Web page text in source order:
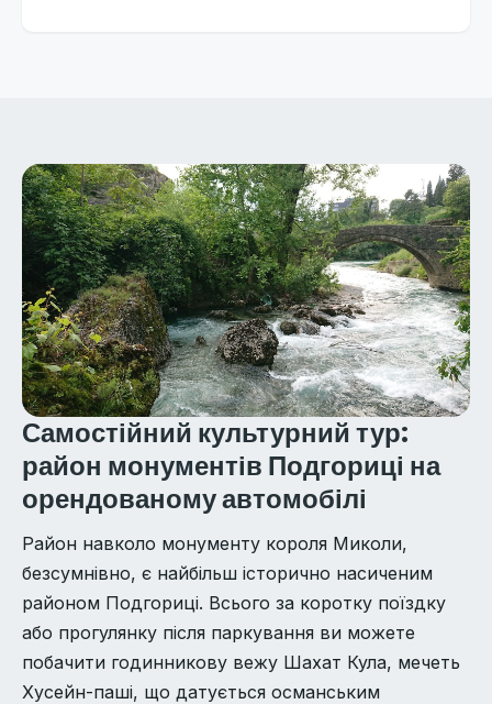
Самостійний культурний тур:
район монументів Подгориці на
орендованому автомобілі
Район навколо монументу короля Миколи,
безсумнівно, є найбільш історично насиченим
районом Подгориці. Всього за коротку поїздку
або прогулянку після паркування ви можете
побачити годинникову вежу Шахат Кула, мечеть
Хусейн-паші, що датується османським